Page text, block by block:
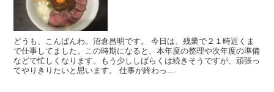
どうも、こんばんわ。沼倉昌明です。 今日は、残業で２１時近くま
で仕事してました。この時期になると、本年度の整理や次年度の準備
などで忙しくなります。もう少ししばらくは続きそうですが、頑張っ
てやりきりたいと思います。 仕事が終わっ...